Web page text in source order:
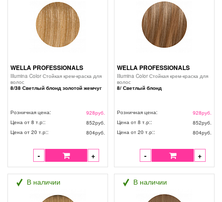
WELLA PROFESSIONALS
Illumina Color Стойкая крем-краска для
волос
8/38 Светлый блонд золотой жемчуг
Розничная цена: 928руб.
Цена от 8 т.р::
852руб.
Цена от 20 т.р::
804руб.
- +
WELLA PROFESSIONALS
Illumina Color Стойкая крем-краска для
волос
8/ Светлый блонд
Розничная цена: 928руб.
Цена от 8 т.р::
852руб.
Цена от 20 т.р::
804руб.
- +
В наличии В наличии